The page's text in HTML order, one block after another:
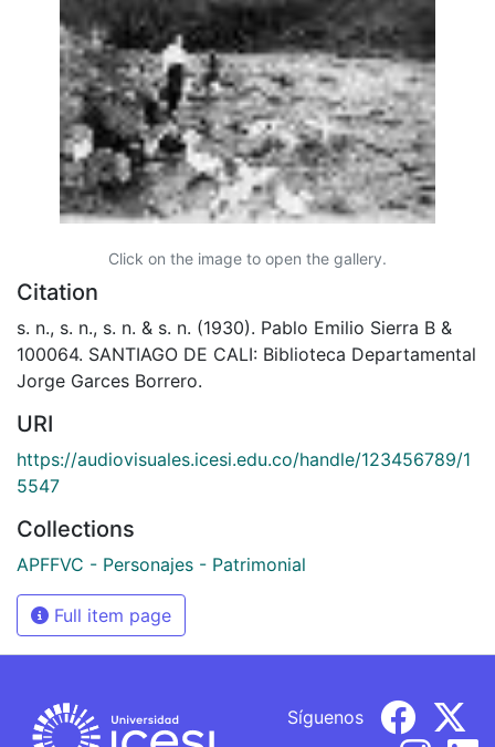
Click on the image to open the gallery.
Citation
s. n., s. n., s. n. & s. n. (1930). Pablo Emilio Sierra B &
100064. SANTIAGO DE CALI: Biblioteca Departamental
Jorge Garces Borrero.
URI
https://audiovisuales.icesi.edu.co/handle/123456789/1
5547
Collections
APFFVC - Personajes - Patrimonial
Full item page
Síguenos